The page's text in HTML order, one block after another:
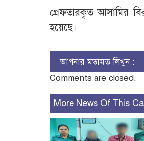
গ্রেফতারকৃত আসামির
হয়েছে।
আপনার মতামত লিখুন :
Comments are closed.
More News Of This